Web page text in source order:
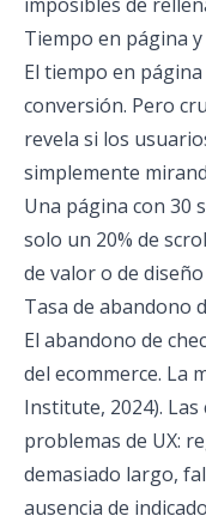
Tiempo en página
El tiempo en
conversión. Pero
revela si los
simplemente
Una página con 30
solo un 20% de
de valor o de
Tasa de abandono
El abandono de
del ecommerce. La
Institute, 2024).
problemas de UX:
demasiado largo,
ausencia de